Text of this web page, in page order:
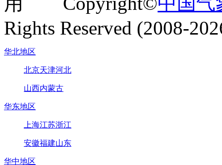
Rights Reserved (2008-
华北地区
北京天津河北
山西内蒙古
华东地区
上海江苏浙江
安徽福建山东
华中地区